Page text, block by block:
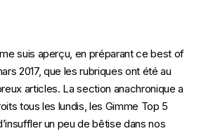
suis aperçu, en préparant ce best of
2017, que les rubriques ont été au
articles. La section anachronique a
tous les lundis, les Gimme Top 5
un peu de bêtise dans nos